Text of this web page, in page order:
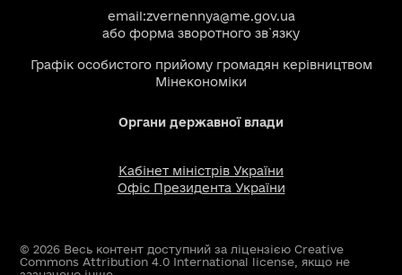
email:zvernennya@me.gov.ua
або форма зворотного зв`язку
Графік особистого прийому громадян керівництвом
Мінекономіки
Органи державної влади
Кабінет міністрів України
Офіс Президента України
© 2026 Весь контент доступний за ліцензією Creative
Commons Attribution 4.0 International license, якщо не